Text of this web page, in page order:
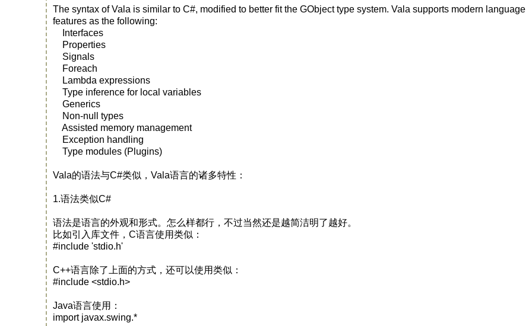
The syntax of Vala is similar to C#, modified to better fit the GObject type system. Vala supports modern language
features as the following:
Interfaces
Properties
Signals
Foreach
Lambda expressions
Type inference for local variables
Generics
Non-null types
Assisted memory management
Exception handling
Type modules (Plugins)
Vala的语法与C#类似，Vala语言的诸多特性：
1.语法类似C#
语法是语言的外观和形式。怎么样都行，不过当然还是越简洁明了越好。
比如引入库文件，C语言使用类似：
#include 'stdio.h'
C++语言除了上面的方式，还可以使用类似：
#include <stdio.h>
Java语言使用：
import javax.swing.*